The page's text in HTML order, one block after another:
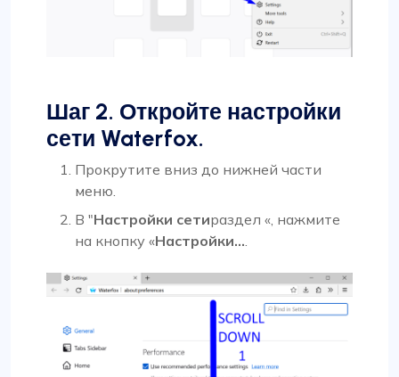
Шаг 2. Откройте настройки
сети Waterfox.
Прокрутите вниз до нижней части
меню.
В "Настройки сетираздел «, нажмите
на кнопку «Настройки…